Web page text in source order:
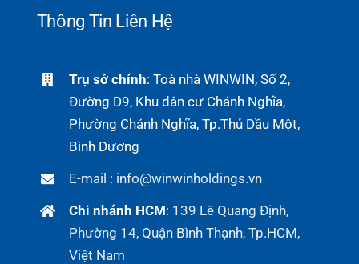
Thông Tin Liên Hệ
Trụ sở chính: Toà nhà WINWIN, Số 2,
Đường D9, Khu dân cư Chánh Nghĩa,
Phường Chánh Nghĩa, Tp.Thủ Dầu Một,
Bình Dương
E-mail : info@winwinholdings.vn
Chi nhánh HCM: 139 Lê Quang Định,
Phường 14, Quận Bình Thạnh, Tp.HCM,
Việt Nam